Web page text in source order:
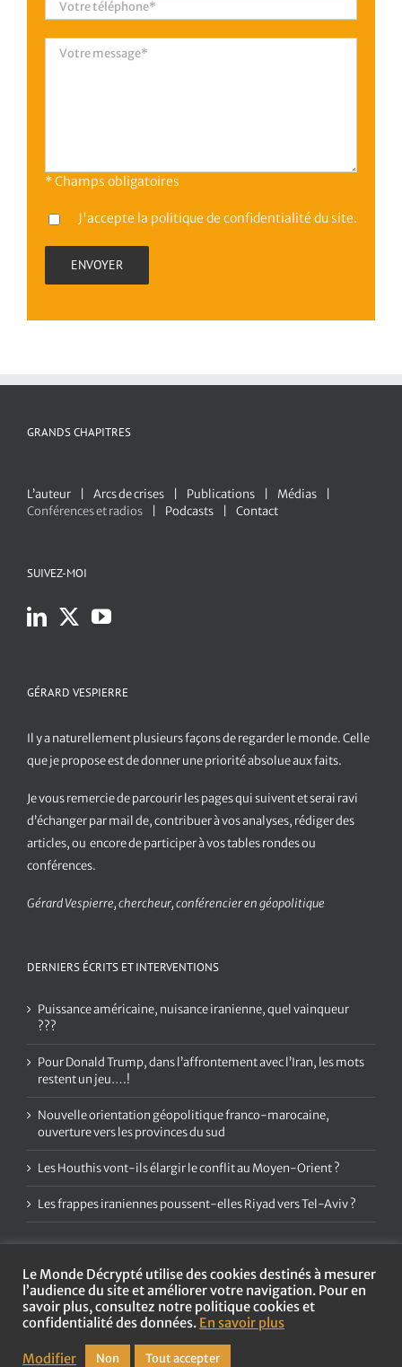
* Champs obligatoires
J'accepte la politique de confidentialité du site.
GRANDS CHAPITRES
L’auteur Arcs de crises Publications
Médias
Conférences et radios
Podcasts Contact
SUIVEZ-MOI
GÉRARD VESPIERRE
Il y a naturellement plusieurs façons de regarder le monde. Celle
que je propose est de donner une priorité absolue aux faits.
Je vous remercie de parcourir les pages qui suivent et serai ravi
d’échanger par mail de, contribuer à vos analyses, rédiger des
articles, ou encore de participer à vos tables rondes ou
conférences.
Gérard Vespierre, chercheur, conférencier en géopolitique
DERNIERS ÉCRITS ET INTERVENTIONS
Puissance américaine, nuisance iranienne, quel vainqueur
???
Pour Donald Trump, dans l’affrontement avec l’Iran, les mots
restent un jeu….!
Nouvelle orientation géopolitique franco-marocaine,
ouverture vers les provinces du sud
Les Houthis vont-ils élargir le conflit au Moyen-Orient ?
Les frappes iraniennes poussent-elles Riyad vers Tel-Aviv ?
Copyright2026 Le Monde Décrypté | Tous droits réservés |
légales et politique de confidentialité
Le Monde Décrypté utilise des cookies destinés à mesurer
l’audience du site et améliorer votre navigation. Pour en
savoir plus, consultez notre politique cookies et
confidentialité des données. En savoir plus
Modifier Non Tout accepter